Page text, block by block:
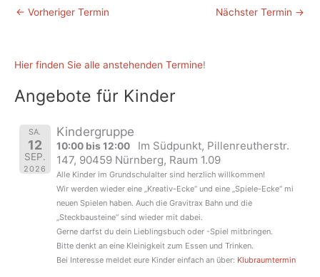
← Vorheriger Termin Nächster Termin →
Hier finden Sie alle anstehenden Termine!
Angebote für Kinder
SA.
12
SEP.
2026
Kindergruppe
10:00 bis 12:00
Im Südpunkt, Pillenreutherstr.
147, 90459 Nürnberg, Raum 1.09
Alle Kinder im Grundschulalter sind herzlich willkommen!
Wir werden wieder eine „Kreativ-Ecke“ und eine „Spiele-Ecke“ mi
neuen Spielen haben. Auch die Gravitrax Bahn und die
„Steckbausteine“ sind wieder mit dabei.
Gerne darfst du dein Lieblingsbuch oder -Spiel mitbringen.
Bitte denkt an eine Kleinigkeit zum Essen und Trinken.
Bei Interesse meldet eure Kinder einfach an über: Klubraumtermin